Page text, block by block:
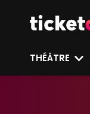
THÉÂTRE